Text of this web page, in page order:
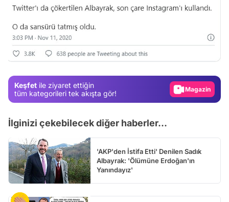
Keşfet ile ziyaret ettiğin
tüm kategorileri tek akışta gör!
Video
Magazin
İlginizi çekebilecek diğer haberler...
'AKP'den İstifa Etti' Denilen Sadık
Albayrak: 'Ölümüne Erdoğan'ın
Yanındayız'